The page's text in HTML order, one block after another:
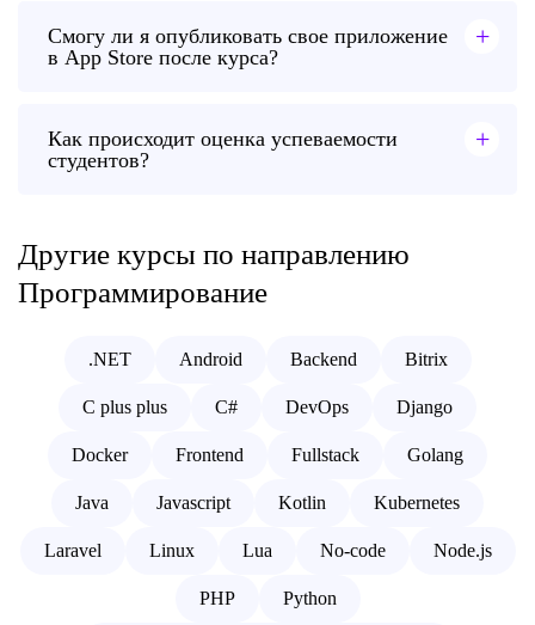
Смогу ли я опубликовать свое приложение
в App Store после курса?
+
Как происходит оценка успеваемости
студентов?
+
Другие курсы по направлению
Программирование
.NET Android Backend Bitrix
C plus plus C# DevOps Django
Docker Frontend Fullstack Golang
Java Javascript Kotlin Kubernetes
Laravel Linux Lua No-code Node.js
PHP Python